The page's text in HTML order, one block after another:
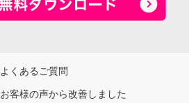
よくあるご質問
お客様の声から改善しました